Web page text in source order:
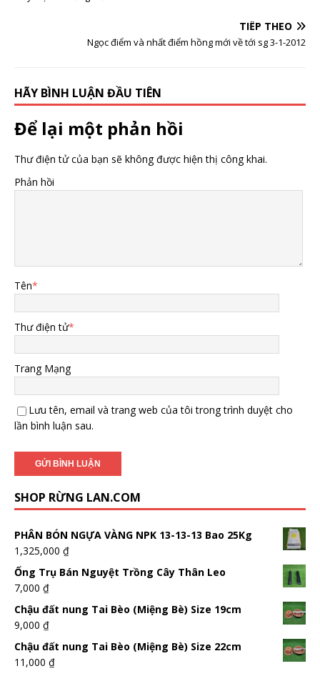
TIẾP THEO
Ngọc điểm và nhất điểm hồng mới về tới sg 3-1-2012
HÃY BÌNH LUẬN ĐẦU TIÊN
Để lại một phản hồi
Thư điện tử của bạn sẽ không được hiện thị công khai.
Phản hồi
Tên*
Thư điện tử*
Trang Mạng
Lưu tên, email và trang web của tôi trong trình duyệt cho
lần bình luận sau.
SHOP RỪNG LAN.COM
PHÂN BÓN NGỰA VÀNG NPK 13-13-13 Bao 25Kg
1,325,000 ₫
Ống Trụ Bán Nguyệt Trồng Cây Thân Leo
7,000 ₫
Chậu đất nung Tai Bèo (Miệng Bè) Size 19cm
9,000 ₫
Chậu đất nung Tai Bèo (Miệng Bè) Size 22cm
11,000 ₫